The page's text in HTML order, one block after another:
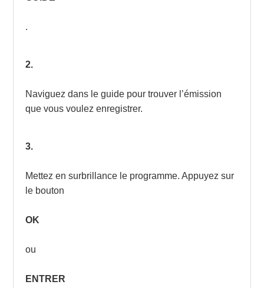
.
2.
Naviguez dans le guide pour trouver l’émission
que vous voulez enregistrer.
3.
Mettez en surbrillance le programme. Appuyez sur
le bouton
OK
ou
ENTRER